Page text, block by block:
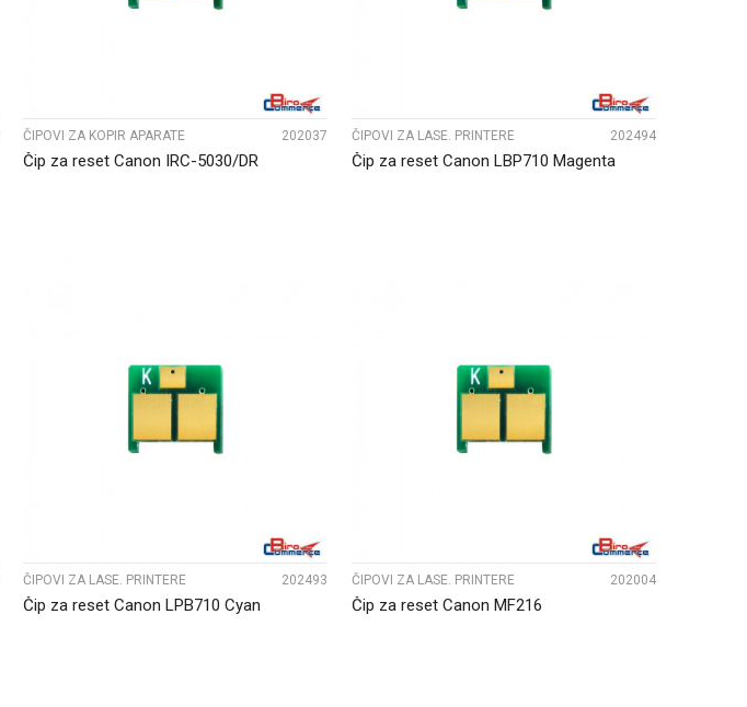
ČIPOVI ZA KOPIR APARATE 202037
Čip za reset Canon IRC-5030/DR
ČIPOVI ZA LASE. PRINTERE 202494
Čip za reset Canon LBP710 Magenta
ČIPOVI ZA LASE. PRINTERE 202493
Čip za reset Canon LPB710 Cyan
ČIPOVI ZA LASE. PRINTERE 202004
Čip za reset Canon MF216